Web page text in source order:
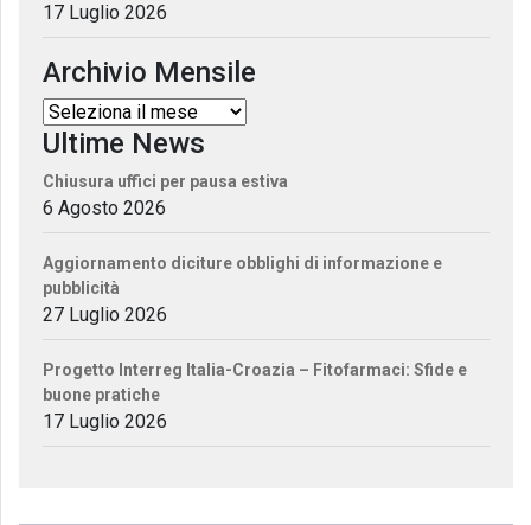
17 Luglio 2026
Archivio Mensile
Ultime News
Chiusura uffici per pausa estiva
6 Agosto 2026
Aggiornamento diciture obblighi di informazione e
pubblicità
27 Luglio 2026
Progetto Interreg Italia-Croazia – Fitofarmaci: Sfide e
buone pratiche
17 Luglio 2026